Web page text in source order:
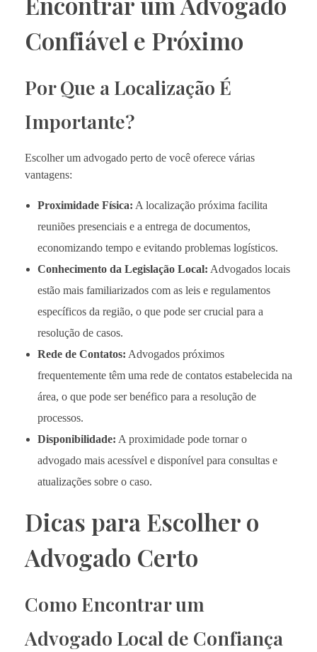
Confiável e Próximo
Por Que a Localização É
Importante?
Escolher um advogado perto de você oferece várias
vantagens:
Proximidade Física: A localização próxima facilita
reuniões presenciais e a entrega de documentos,
economizando tempo e evitando problemas logísticos.
Conhecimento da Legislação Local: Advogados locais
estão mais familiarizados com as leis e regulamentos
específicos da região, o que pode ser crucial para a
resolução de casos.
Rede de Contatos: Advogados próximos
frequentemente têm uma rede de contatos estabelecida na
área, o que pode ser benéfico para a resolução de
processos.
Disponibilidade: A proximidade pode tornar o
advogado mais acessível e disponível para consultas e
atualizações sobre o caso.
Dicas para Escolher o
Advogado Certo
Como Encontrar um
Advogado Local de Confiança